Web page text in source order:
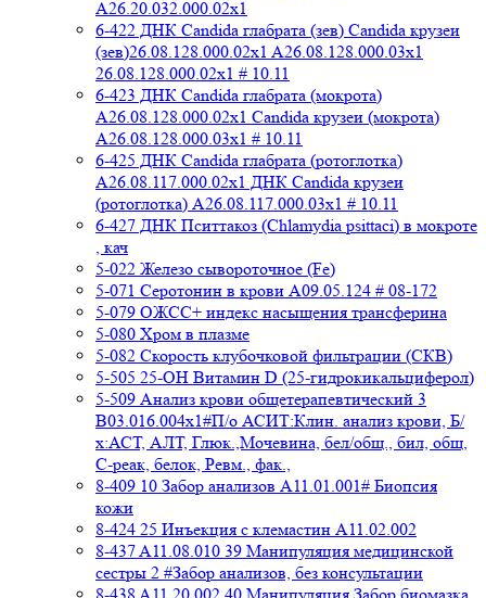
A26.20.032.000.02х1
6-422 ДНК Candida глабрата (зев) Candida крузеи
(зев)26.08.128.000.02x1 A26.08.128.000.03x1
26.08.128.000.02x1 # 10.11
6-423 ДНК Candida глабрата (мокрота)
A26.08.128.000.02x1 Candida крузеи (мокрота)
A26.08.128.000.03x1 # 10.11
6-425 ДНК Candida глабрата (ротоглотка)
A26.08.117.000.02x1 ДНК Candida крузеи
(ротоглотка) A26.08.117.000.03x1 # 10.11
6-427 ДНК Пситтакоз (Chlamydia psittaci) в мокроте
, кач
5-022 Железо сывороточное (Fe)
5-071 Серотонин в крови A09.05.124 # 08-172
5-079 ОЖСС+ индекс насыщения трансферина
5-080 Хром в плазме
5-082 Скорость клубочковой фильтрации (СКВ)
5-505 25-ОН Витамин D (25-гидрокикальциферол)
5-509 Анализ крови общетерапевтический 3
B03.016.004x1#П/о АСИТ:Клин. анализ крови, Б/
х:АСТ, АЛТ, Глюк.,Мочевина, бел/общ., бил, общ,
C-реак, белок, Ревм., фак.,
8-409 10 Забор анализов A11.01.001# Биопсия
кожи
8-424 25 Инъекция с клемастин A11.02.002
8-437 A11.08.010 39 Манипуляция медицинской
сестры 2 #Забор анализов, без консультации